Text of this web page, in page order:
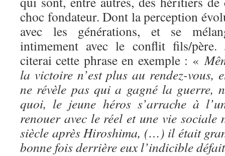
choc fondateur. Dont la perception
avec les générations, et se
intimement avec le conflit fils/père.
citerai cette phrase en exemple : «
la victoire n’est plus au rendez-vous,
ne révèle pas qui a gagné la guerre,
quoi, le jeune héros s’arrache à
renouer avec le réel et une vie sociale
siècle après Hiroshima, (…) il était
bonne fois derrière eux l’indicible